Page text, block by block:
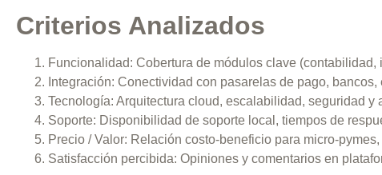
Criterios Analizados
Funcionalidad: Cobertura de módulos clave (contabilidad,
Integración: Conectividad con pasarelas de pago, bancos,
Tecnología: Arquitectura cloud, escalabilidad, seguridad y
Soporte: Disponibilidad de soporte local, tiempos de
Precio / Valor: Relación costo-beneficio para micro-
Satisfacción percibida: Opiniones y comentarios en